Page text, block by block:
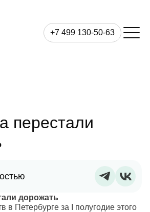
+7 499 130-50-63
перестали
дорожать
в Петербурге за I полугодие этого